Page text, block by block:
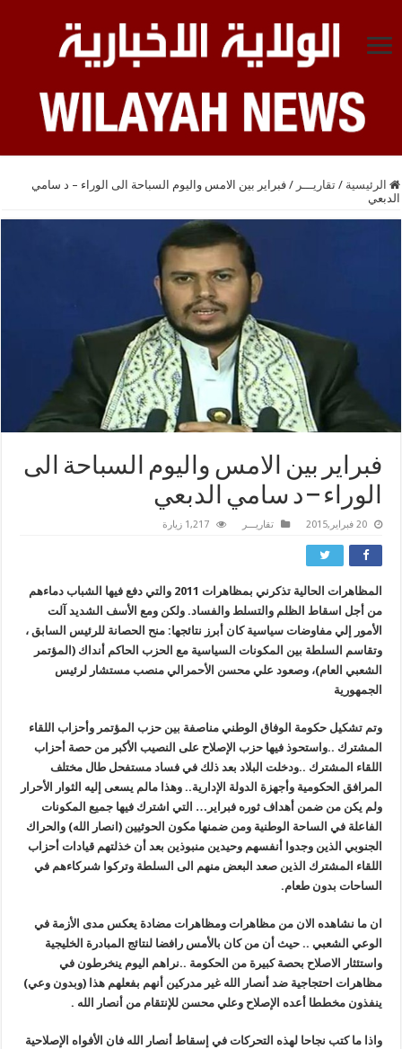
الرئيسية / تقاريـــر / فبراير بين الامس واليوم السباحة الى الوراء – د سامي
الدبعي
فبراير بين الامس واليوم السباحة الى
الوراء – د سامي الدبعي
20 فبراير,2015 تقاريـــر 1,217 زيارة
المظاهرات الحالية تذكرني بمظاهرات 2011 والتي دفع فيها الشباب دماءهم
من أجل اسقاط الظلم والتسلط والفساد. ولكن ومع الأسف الشديد آلت
الأمور إلي مفاوضات سياسية كان أبرز نتائجها: منح الحصانة للرئيس السابق ،
وتقاسم السلطة بين المكونات السياسية مع الحزب الحاكم أنداك (المؤتمر
الشعبي العام)، وصعود علي محسن الأحمرالي منصب مستشار لرئيس
الجمهورية
وتم تشكيل حكومة الوفاق الوطني مناصفة بين حزب المؤتمر وأحزاب اللقاء
المشترك ..واستحوذ فيها حزب الإصلاح على النصيب الأكبر من حصة أحزاب
اللقاء المشترك ..ودخلت البلاد بعد ذلك في فساد مستفحل طال مختلف
المرافق الحكومية وأجهزة الدولة الإدارية.. وهذا مالم يسعى إليه الثوار الأحرار
ولم يكن من ضمن أهداف ثوره فبراير… التي اشترك فيها جميع المكونات
الفاعلة في الساحة الوطنية ومن ضمنها مكون الحوثيين (انصار الله) والحراك
الجنوبي الذين وجدوا أنفسهم وحيدين منبوذين بعد أن خذلتهم قيادات أحزاب
اللقاء المشترك الذين صعد البعض منهم الى السلطة وتركوا شىركاءهم في
الساحات بدون طعام.
ان ما نشاهده الان من مظاهرات ومظاهرات مضادة يعكس مدى الأزمة في
الوعي الشعبي .. حيث أن من كان بالأمس رافضا لنتائج المبادرة الخليجية
واستئثار الاصلاح بحصة كبيرة من الحكومة ..نراهم اليوم ينخرطون في
مظاهرات احتجاجية ضد أنصار الله غير مدركين أنهم بفعلهم هذا (وبدون وعي)
ينفذون مخططا أعده الإصلاح وعلي محسن للإنتقام من أنصار الله .
واذا ما كتب نجاحا لهذه التحركات في إسقاط أنصار الله فان الأفواه الإصلاحية